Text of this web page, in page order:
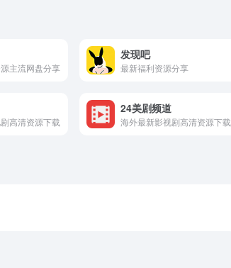
主流网盘分享
发现吧
最新福利资源分享
高清资源下载
24美剧频道
海外最新影视剧高清资源下载